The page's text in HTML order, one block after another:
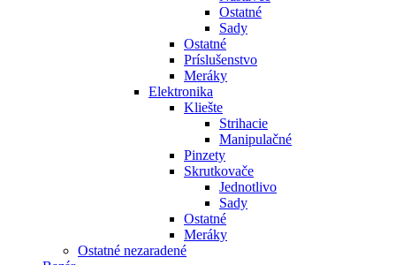
Ostatné
Sady
Ostatné
Príslušenstvo
Meráky
Elektronika
Kliešte
Strihacie
Manipulačné
Pinzety
Skrutkovače
Jednotlivo
Sady
Ostatné
Meráky
Ostatné nezaradené